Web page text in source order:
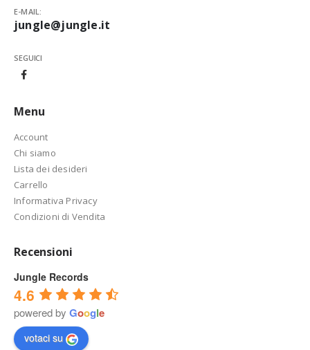
E-MAIL:
jungle@jungle.it
SEGUICI
Menu
Account
Chi siamo
Lista dei desideri
Carrello
Informativa Privacy
Condizioni di Vendita
Recensioni
Jungle Records
4.6
powered by Google
votaci su